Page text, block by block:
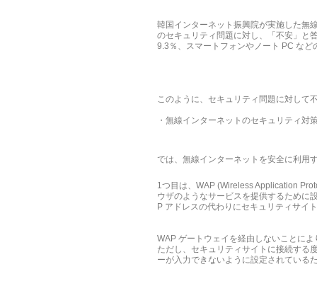
韓国インターネット振興院が実施した無
のセキュリティ問題に対し、「不安」と
9.3％、スマートフォンやノート PC な
このように、セキュリティ問題に対して
・無線インターネットのセキュリティ対
では、無線インターネットを安全に利用
1つ目は、WAP (Wireless Application
ウザのようなサービスを提供するために
P アドレスの代わりにセキュリティサイ
WAP ゲートウェイを経由しないことに
ただし、セキュリティサイトに接続する
ーが入力できないように設定されている